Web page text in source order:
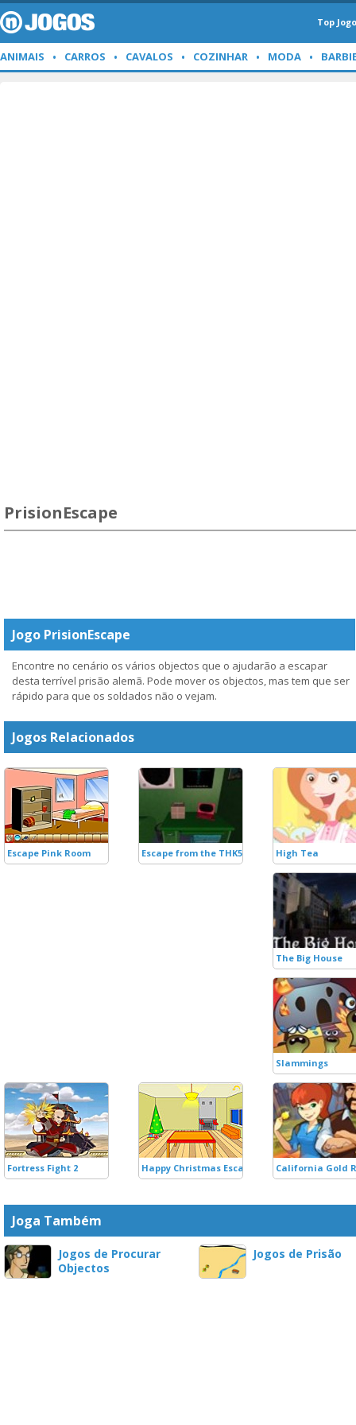
Top
ANIMAIS CARROS CAVALOS COZINHAR MODA
PrisionEscape
Jogo PrisionEscape
Encontre no cenário os vários objectos que o ajudarão a escapar
desta terrível prisão alemã. Pode mover os objectos, mas tem que ser
rápido para que os soldados não o vejam.
Jogos Relacionados
Escape Pink Room Escape from the THK58 High Tea
The Big House
Slammings
Fortress Fight 2 Happy Christmas Escape California Gold
Joga Também
Jogos de Procurar
Objectos
Jogos de Prisão